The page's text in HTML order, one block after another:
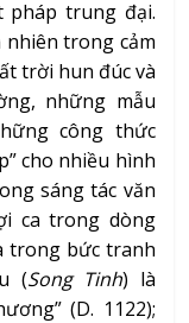
pháp trung đại.
trong cảm
trời hun đúc và
những mẫu
công thức
cho nhiều hình
sáng tác văn
ca trong dòng
trong bức tranh
(Song Tinh) là
(D. 1122);